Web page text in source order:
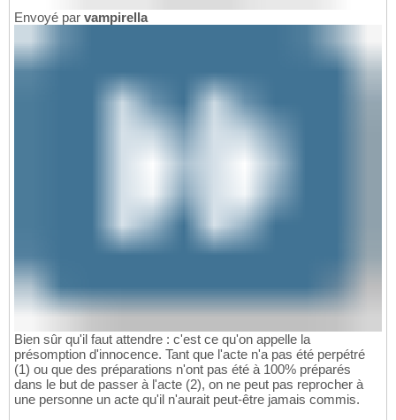
Envoyé par vampirella
Bien sûr qu'il faut attendre : c'est ce qu'on appelle la
présomption d'innocence. Tant que l'acte n'a pas été perpétré
(1) ou que des préparations n'ont pas été à 100% préparés
dans le but de passer à l'acte (2), on ne peut pas reprocher à
une personne un acte qu'il n'aurait peut-être jamais commis.